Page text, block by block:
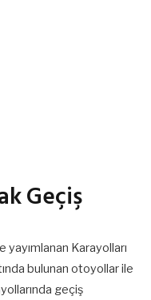
Geçiş
Karayolları
bulunan otoyollar ile
geçiş